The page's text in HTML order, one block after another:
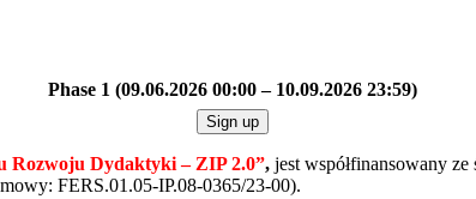
Phase 1 (09.06.2026 00:00 – 10.09.2026 23:59)
Sign up
Rozwoju Dydaktyki – ZIP 2.0”, jest współfinansowany
FERS.01.05-IP.08-0365/23-00).